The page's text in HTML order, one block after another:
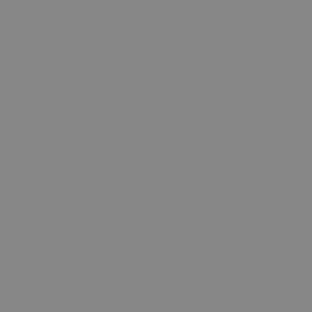
di siti
cui il prefisso
che si
di analisi web
di siti
e misurare le
cui il prefisso
dall'operatore
i cookie.